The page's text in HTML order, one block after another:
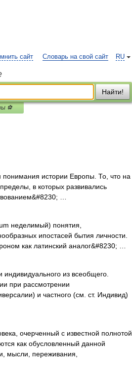
RU
сайт Словарь на свой сайт
Найти!
⚽
истории Европы. То, что на
в которых развивались
…
неделимый) понятия,
ипостасей бытия личности.
как латинский аналог&#8230; …
из всеобщего.
при рассмотрении
и частного (см. ст. Индивид)
очерченный с известной полнотой
как обусловленный данной
мысли, переживания,